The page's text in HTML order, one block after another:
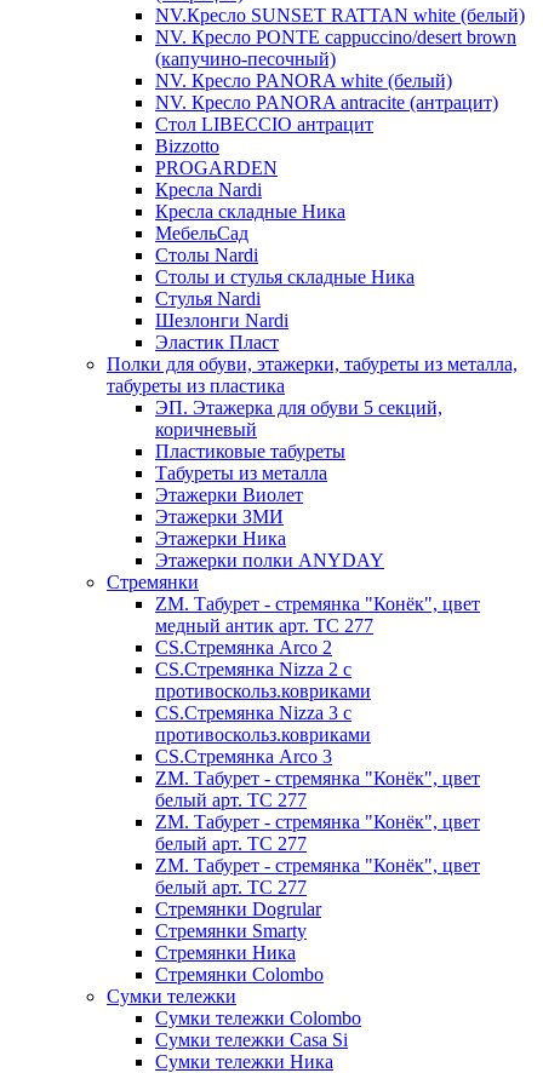
NV.Кресло SUNSET RATTAN white (белый)
NV. Кресло PONTE cappuccino/desert brown
(капучино-песочный)
NV. Кресло PANORA white (белый)
NV. Кресло PANORA antracite (антрацит)
Стол LIBECCIO антрацит
Bizzotto
PROGARDEN
Кресла Nardi
Кресла складные Ника
МебельСад
Столы Nardi
Столы и стулья складные Ника
Стулья Nardi
Шезлонги Nardi
Эластик Пласт
Полки для обуви, этажерки, табуреты из металла,
табуреты из пластика
ЭП. Этажерка для обуви 5 секций,
коричневый
Пластиковые табуреты
Табуреты из металла
Этажерки Виолет
Этажерки ЗМИ
Этажерки Ника
Этажерки полки ANYDAY
Стремянки
ZM. Табурет - стремянка "Конёк", цвет
медный антик арт. ТС 277
CS.Стремянка Arco 2
CS.Стремянка Nizza 2 с
противоскольз.ковриками
CS.Стремянка Nizza 3 с
противоскольз.ковриками
CS.Стремянка Arco 3
ZM. Табурет - стремянка "Конёк", цвет
белый арт. ТС 277
ZM. Табурет - стремянка "Конёк", цвет
белый арт. ТС 277
ZM. Табурет - стремянка "Конёк", цвет
белый арт. ТС 277
Стремянки Dogrular
Стремянки Smarty
Стремянки Ника
Стремянки Сolombo
Сумки тележки
Сумки тележки Colombo
Сумки тележки Сasa Si
Сумки тележки Ника